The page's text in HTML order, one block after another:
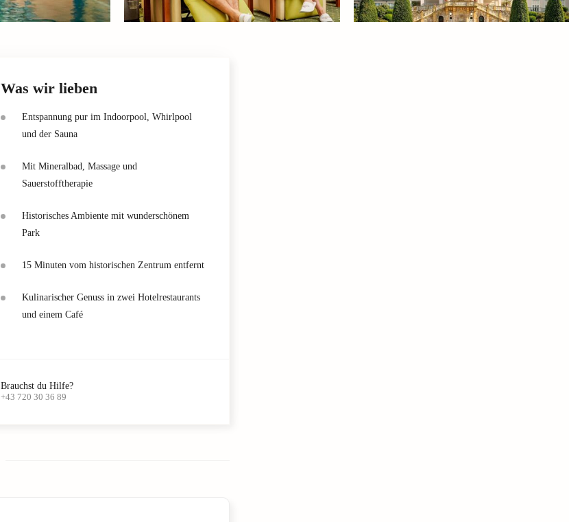
Was wir lieben
Entspannung pur im Indoorpool, Whirlpool
und der Sauna
Mit Mineralbad, Massage und
Sauerstofftherapie
Historisches Ambiente mit wunderschönem
Park
15 Minuten vom historischen Zentrum entfernt
Kulinarischer Genuss in zwei Hotelrestaurants
und einem Café
Brauchst du Hilfe?
+43 720 30 36 89